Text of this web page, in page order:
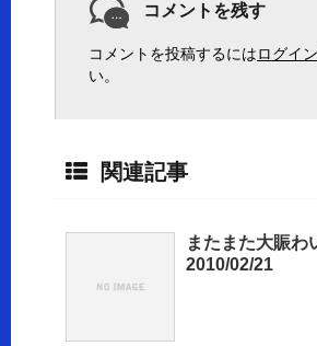
コメントを残す
コメントを投稿するにはログイン
い。
関連記事
またまた大賑わ
2010/02/21